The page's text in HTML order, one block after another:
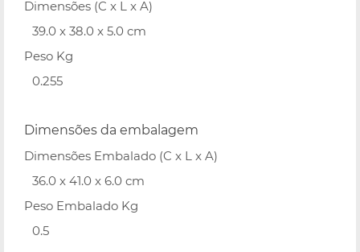
Dimensões (C x L x A)
39.0 x 38.0 x 5.0 cm
Peso Kg
0.255
Dimensões da embalagem
Dimensões Embalado (C x L x A)
36.0 x 41.0 x 6.0 cm
Peso Embalado Kg
0.5